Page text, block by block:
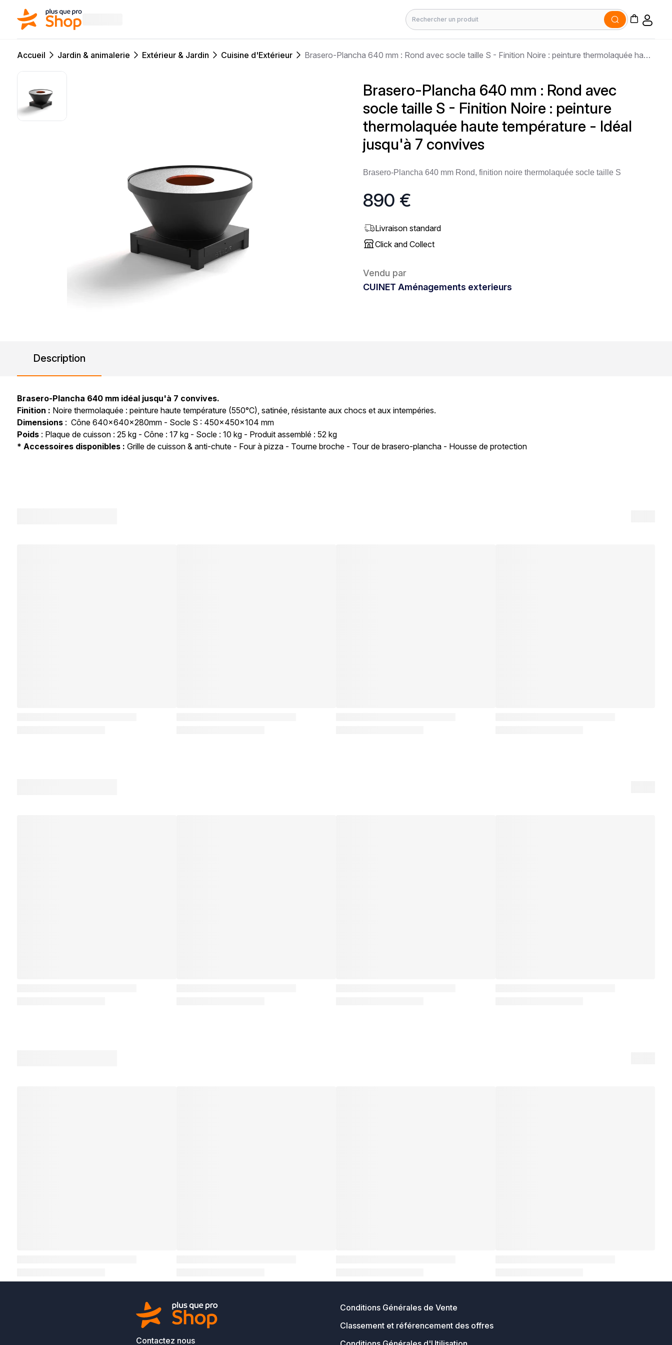
Rechercher
Accueil Jardin & animalerie Extérieur & Jardin Cuisine d'Extérieur Brasero-Plancha 640 mm : Rond avec socle taille S - Finition Noire : peinture thermolaquée haute température - Idéal jusqu'à 7 convives
Brasero-Plancha 640 mm : Rond avec
socle taille S - Finition Noire : peinture
thermolaquée haute température - Idéal
jusqu'à 7 convives
Brasero-Plancha 640 mm Rond, finition noire thermolaquée socle taille S
890 €
Livraison standard
Click and Collect
Vendu par
CUINET Aménagements exterieurs
Description
Brasero-Plancha 640 mm idéal jusqu'à 7 convives.
Finition : Noire thermolaquée : peinture haute température (550°C), satinée, résistante aux chocs et aux intempéries.
Dimensions : Cône 640x640x280mm - Socle S : 450x450x104 mm
Poids : Plaque de cuisson : 25 kg - Cône : 17 kg - Socle : 10 kg - Produit assemblé : 52 kg
* Accessoires disponibles :Grille de cuisson & anti-chute - Four à pizza - Tourne broche - Tour de brasero-plancha - Housse de protection
Contactez nous
Conditions Générales de Vente
Classement et référencement des offres